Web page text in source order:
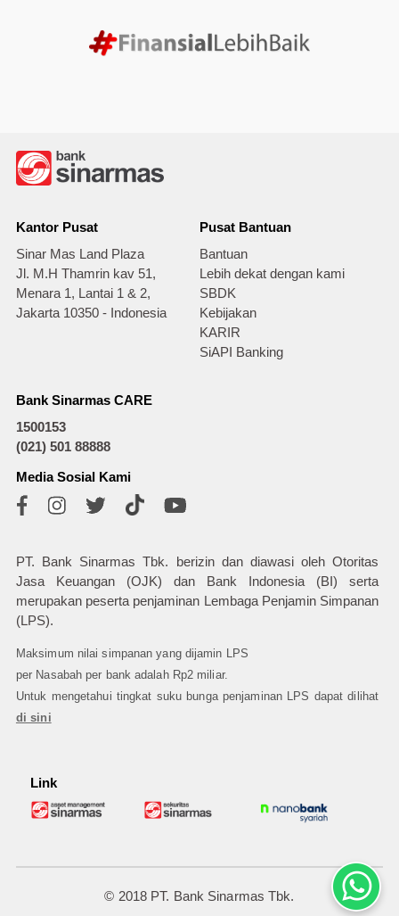
Kantor Pusat
Sinar Mas Land Plaza
Jl. M.H Thamrin kav 51,
Menara 1, Lantai 1 & 2,
Jakarta 10350 - Indonesia
Pusat Bantuan
Bantuan
Lebih dekat dengan kami
SBDK
Kebijakan
KARIR
SiAPI Banking
Bank Sinarmas CARE
1500153
(021) 501 88888
Media Sosial Kami
PT. Bank Sinarmas Tbk. berizin dan diawasi oleh Otoritas
Jasa Keuangan (OJK) dan Bank Indonesia (BI) serta
merupakan peserta penjaminan Lembaga Penjamin Simpanan
(LPS).
Maksimum nilai simpanan yang dijamin LPS
per Nasabah per bank adalah Rp2 miliar.
Untuk mengetahui tingkat suku bunga penjaminan LPS dapat dilihat
di sini
Link
© 2018 PT. Bank Sinarmas Tbk.